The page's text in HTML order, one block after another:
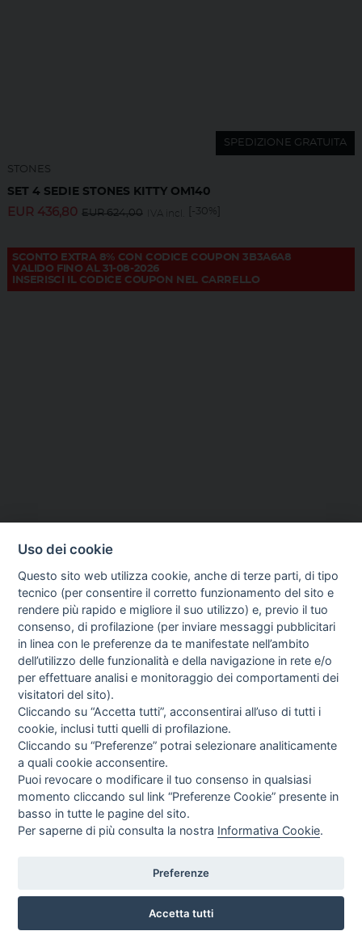
SPEDIZIONE GRATUITA
STONES
SET 4 SEDIE STONES KITTY OM140
EUR 436,80 EUR624,00 IVA incl. [-30%]
SCONTO EXTRA 8% CON CODICE COUPON 3B3A6A8
VALIDO FINO AL 31-08-2026
INSERISCI IL CODICE COUPON NEL CARRELLO
PAGAMENTO CON CARTA DI CREDITO: NUOVE
REGOLE PER TUTELARE I PAGAMENTI E-COMMERCE
Uso dei cookie
Questo sito web utilizza cookie, anche di terze parti, di tipo
tecnico (per consentire il corretto funzionamento del sito e
rendere più rapido e migliore il suo utilizzo) e, previo il tuo
consenso, di profilazione (per inviare messaggi pubblicitari
in linea con le preferenze da te manifestate nell’ambito
dell’utilizzo delle funzionalità e della navigazione in rete e/o
per effettuare analisi e monitoraggio dei comportamenti dei
visitatori del sito).
Cliccando su “Accetta tutti”, acconsentirai all’uso di tutti i
cookie, inclusi tutti quelli di profilazione.
Cliccando su “Preferenze” potrai selezionare analiticamente
a quali cookie acconsentire.
Puoi revocare o modificare il tuo consenso in qualsiasi
momento cliccando sul link “Preferenze Cookie” presente in
basso in tutte le pagine del sito.
Per saperne di più consulta la nostra Informativa Cookie.
Preferenze
Accetta tutti